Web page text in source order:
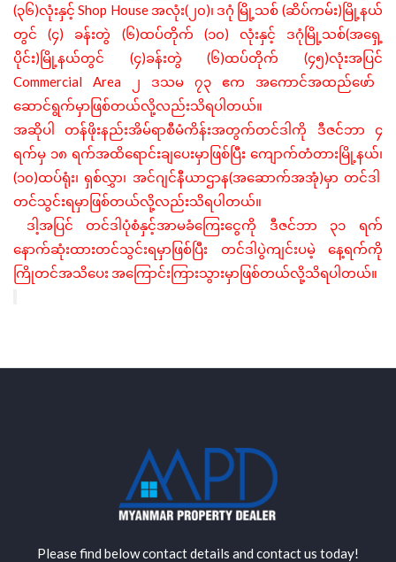
(၃၆)လုံးနှင့် Shop House အလုံး(၂၀)၊ ဒဂုံ မြို့သစ် (ဆိပ်ကမ်း) မြို့နယ်
တွင် (၄) ခန်းတွဲ (၆)ထပ်တိုက် (၁၀) လုံးနှင့် ဒဂုံမြို့သစ်(အရှေ့
ပိုင်း) မြို့နယ်တွင် (၄)ခန်းတွဲ (၆)ထပ်တိုက် (၄၅)လုံးအပြင်
Commercial Area ၂ ဒသမ ၇၃ ဧက
အကောင်အထည်ဖော်
ဆောင်ရွက်မှာဖြစ်တယ်လို့လည်းသိရပါတယ်။
အဆိုပါ
တန်ဖိုးနည်းအိမ်ရာစီမံကိန်းအတွက်တင်ဒါကို ဒီဇင်ဘာ
၄
ရက်မှ ၁၈ ရက်အထိရောင်းချပေးမှာဖြစ်ပြီး ကျောက်တံတားမြို့နယ်၊
(၁၀)ထပ်ရုံး၊ ရှစ်လွှာ၊ အင်ဂျင်နီယာဌာန(အဆောက်အအုံ)မှာ တင်ဒါ
တင်သွင်းရမှာဖြစ်တယ်လို့လည်းသိရပါတယ်။
ဒါ့အပြင်
တင်ဒါပုံစံနှင့်အာမခံကြေးငွေကို ဒီဇင်ဘာ ၃၁
ရက်
နောက်ဆုံးထားတင်သွင်းရမှာဖြစ်ပြီး
တင်ဒါပွဲကျင်းပမဲ့
နေ့ရက်ကို
ကြိုတင်အသိပေး အကြောင်းကြားသွားမှာဖြစ်တယ်လို့သိရပါတယ်။
Please find below contact details and contact us today!